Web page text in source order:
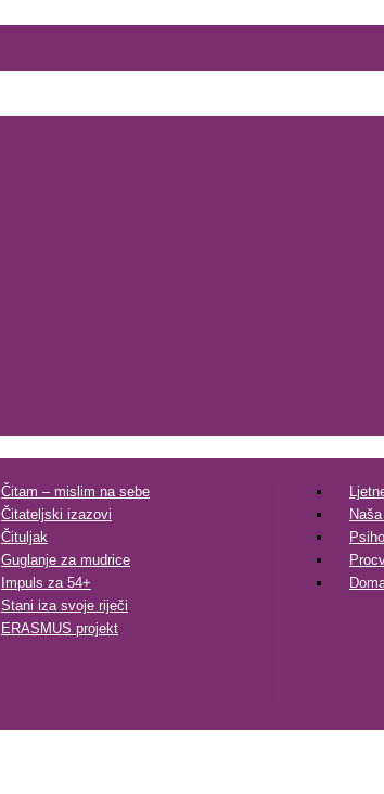
Čitam – mislim na sebe
Čitateljski izazovi
Čituljak
Guglanje za mudrice
Impuls za 54+
Stani iza svoje riječi
ERASMUS projekt